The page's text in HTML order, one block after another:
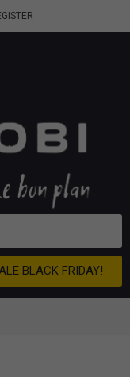
BLACK FRIDAY!